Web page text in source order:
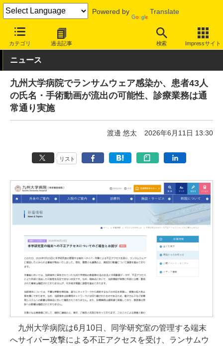
Powered by Translate
カテゴリ 過去記事 検索 Impressサイト
INTERNET Watch トピック インシデント/サイ
ニュース
九州大学病院でランサムウェア感染か、患者43人
の氏名・手術動画が流出の可能性、診療業務は通
常通り実施
渡邊 悠太 2026年6月11日 13:30
リスト
九州大学病院は6月10日、同学研究室の管理する端末
へサイバー攻撃による不正アクセスを受け、ランサムウ